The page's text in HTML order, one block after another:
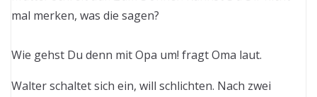
mal merken, was die sagen?
Wie gehst Du denn mit Opa um! fragt Oma laut.
Walter schaltet sich ein, will schlichten. Nach zwei